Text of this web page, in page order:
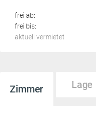
frei ab:
frei bis:
aktuell vermietet
Zimmer Lage